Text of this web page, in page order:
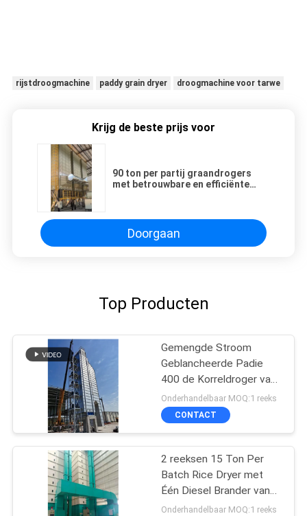
rijstdroogmachine paddy grain dryer droogmachine voor tarwe
Krijg de beste prijs voor
90 ton per partij graandrogers
met betrouwbare en efficiënte
Doorgaan
Top Producten
Gemengde Stroom
Geblancheerde Padie
400 de Korreldroger van
de Ton/Dag Rijst
Onderhandelbaar MOQ:1 reeks
CONTACT
2 reeksen 15 Ton Per
Batch Rice Dryer met
Één Diesel Brander van
de Schiloven en
Onderhandelbaar MOQ:1 reeks